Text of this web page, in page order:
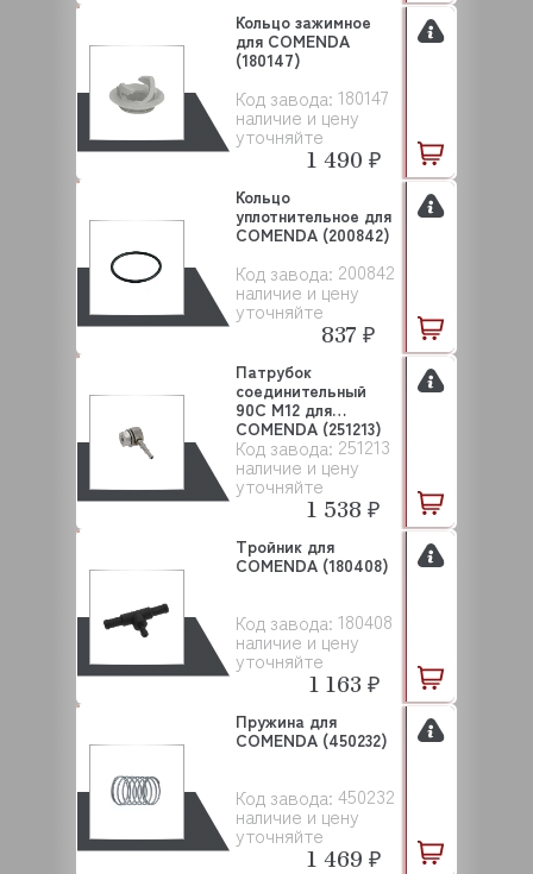
Код завода: 180147
наличие и цену
уточняйте
Кольцо зажимное
для COMENDA
(180147)
1 490 ₽
Код завода: 200842
наличие и цену
уточняйте
Кольцо
уплотнительное для
COMENDA (200842)
837 ₽
Код завода: 251213
наличие и цену
уточняйте
Патрубок
соединительный
90С M12 для
COMENDA (251213)
1 538 ₽
Код завода: 180408
наличие и цену
уточняйте
Тройник для
COMENDA (180408)
1 163 ₽
Код завода: 450232
наличие и цену
уточняйте
Пружина для
COMENDA (450232)
1 469 ₽